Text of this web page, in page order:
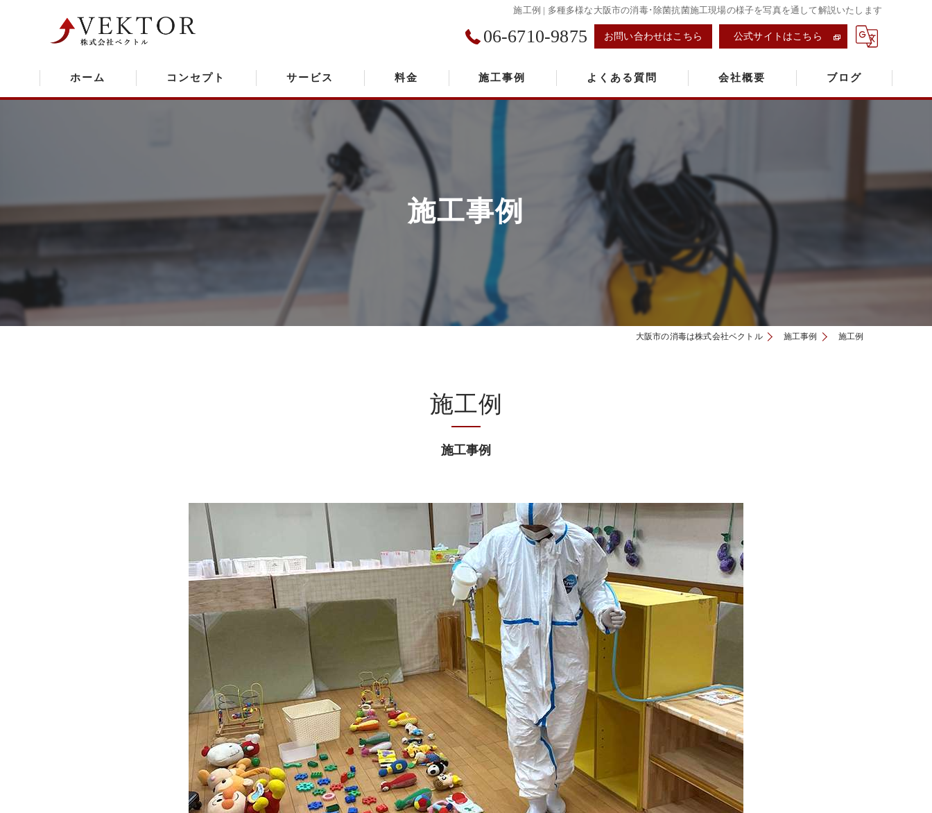
施工例 | 多種多様な大阪市の消毒･除菌抗菌施工現場の様子を写真を通して解説いたします
06-6710-9875 お問い合わせはこちら 公式サイトはこちら
ホーム コンセプト サービス 料金 施工事例 よくある質問 会社概要 ブログ
施工事例
大阪市の消毒は株式会社ベクトル 施工事例 施工例
施工事例
施工例